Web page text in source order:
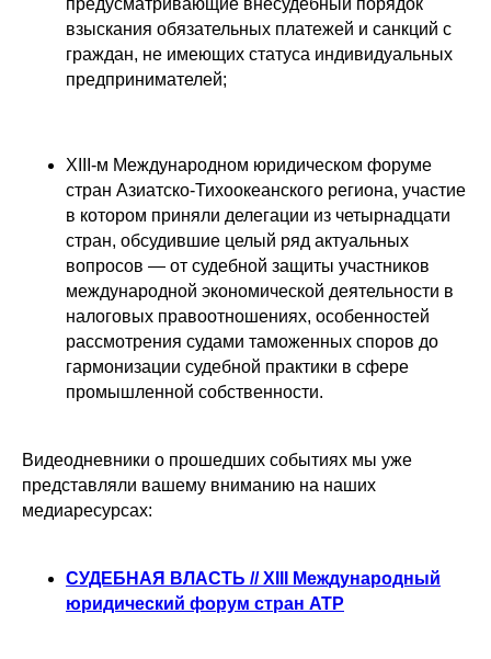
предусматривающие внесудебный порядок
взыскания обязательных платежей и санкций с
граждан, не имеющих статуса индивидуальных
предпринимателей;
XIII-м Международном юридическом форуме
стран Азиатско-Тихоокеанского региона, участие
в котором приняли делегации из четырнадцати
стран, обсудившие целый ряд актуальных
вопросов — от судебной защиты участников
международной экономической деятельности в
налоговых правоотношениях, особенностей
рассмотрения судами таможенных споров до
гармонизации судебной практики в сфере
промышленной собственности.
Видеодневники о прошедших событиях мы уже
представляли вашему вниманию на наших
медиаресурсах:
СУДЕБНАЯ ВЛАСТЬ // XIII Международный
юридический форум стран АТР